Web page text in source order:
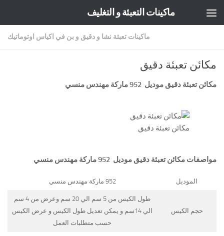
ماكينات التعبئة و التغليف
ماكينات تعبئة نشا و دقيق و بن في اكياس اوتوماتيك
مكائن تعبئة دقيق
مكائن تعبئة دقيق موديل 952 ماركة مهندس منسي
مكائن تعبئة دقيق
مواصفات مكائن تعبئة دقيقموديل 952 ماركة مهندس منسي
الموديل 952 ماركة مهندس منسي
حجم الكيس
طول الكيس من 5 سم الي 20 سم وعرض من 4 سم
الي 14سم و يمكن تعديل طول الكيس و عرض الكيس
حسب متطلبات العمل